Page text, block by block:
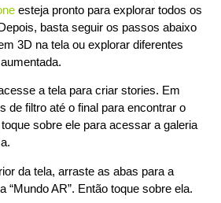
esteja pronto para explorar todos os
basta seguir os passos abaixo
3D na tela ou explorar diferentes
a tela para criar stories. Em
de filtro até o final para encontrar o
sobre ele para acessar a galeria
da tela, arraste as abas para a
“Mundo AR”. Então toque sobre ela.